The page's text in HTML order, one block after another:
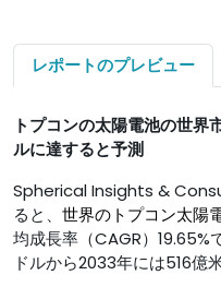
レポートのプレビュー
トプコンの太陽電池の世界
ルに達すると予測
Spherical Insights &
ると、 世界の トプコン太陽
均成長率（CAGR）
ドルから2033年には516億